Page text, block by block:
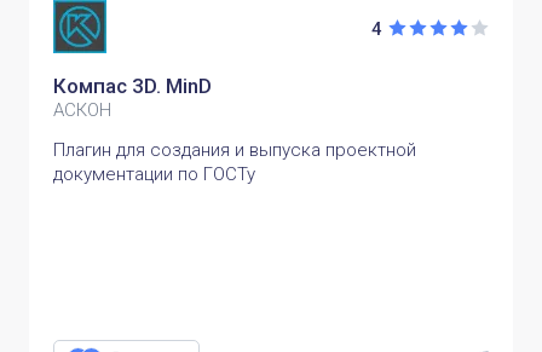
4
Компас 3D. MinD
АСКОН
Плагин для создания и выпуска проектной
документации по ГОСТу